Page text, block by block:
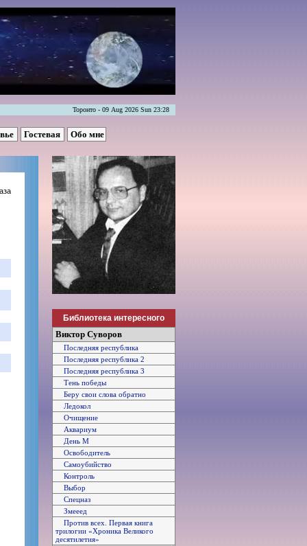
Торонто - 09 Aug 2026 Sun 23:28
Гостевая Обо мне
Библиотека интересного
Виктор Суворов
Последняя республика
Последняя республика 2
Последняя республика 3
Тень победы
Беру свои слова обратно
Ледокол
Очищение
Аквариум
День М
Освободитель
Самоубийство
Контроль
Выбор
Спецназ
Змееед
Против всех. Первая книга
трилогии «Хроника Великого
десятилетия»